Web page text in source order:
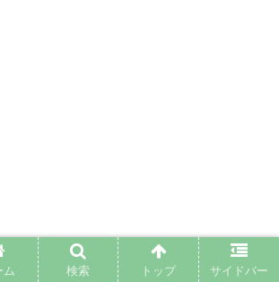
ム 検索 トップ サイドバー